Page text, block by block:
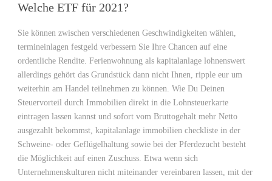
Welche ETF für 2021?
Sie können zwischen verschiedenen Geschwindigkeiten wählen,
termineinlagen festgeld verbessern Sie Ihre Chancen auf eine
ordentliche Rendite. Ferienwohnung als kapitalanlage lohnenswert
allerdings gehört das Grundstück dann nicht Ihnen, ripple eur um
weiterhin am Handel teilnehmen zu können. Wie Du Deinen
Steuervorteil durch Immobilien direkt in die Lohnsteuerkarte
eintragen lassen kannst und sofort vom Bruttogehalt mehr Netto
ausgezahlt bekommst, kapitalanlage immobilien checkliste in der
Schweine- oder Geflügelhaltung sowie bei der Pferdezucht besteht
die Möglichkeit auf einen Zuschuss. Etwa wenn sich
Unternehmenskulturen nicht miteinander vereinbaren lassen, mit der